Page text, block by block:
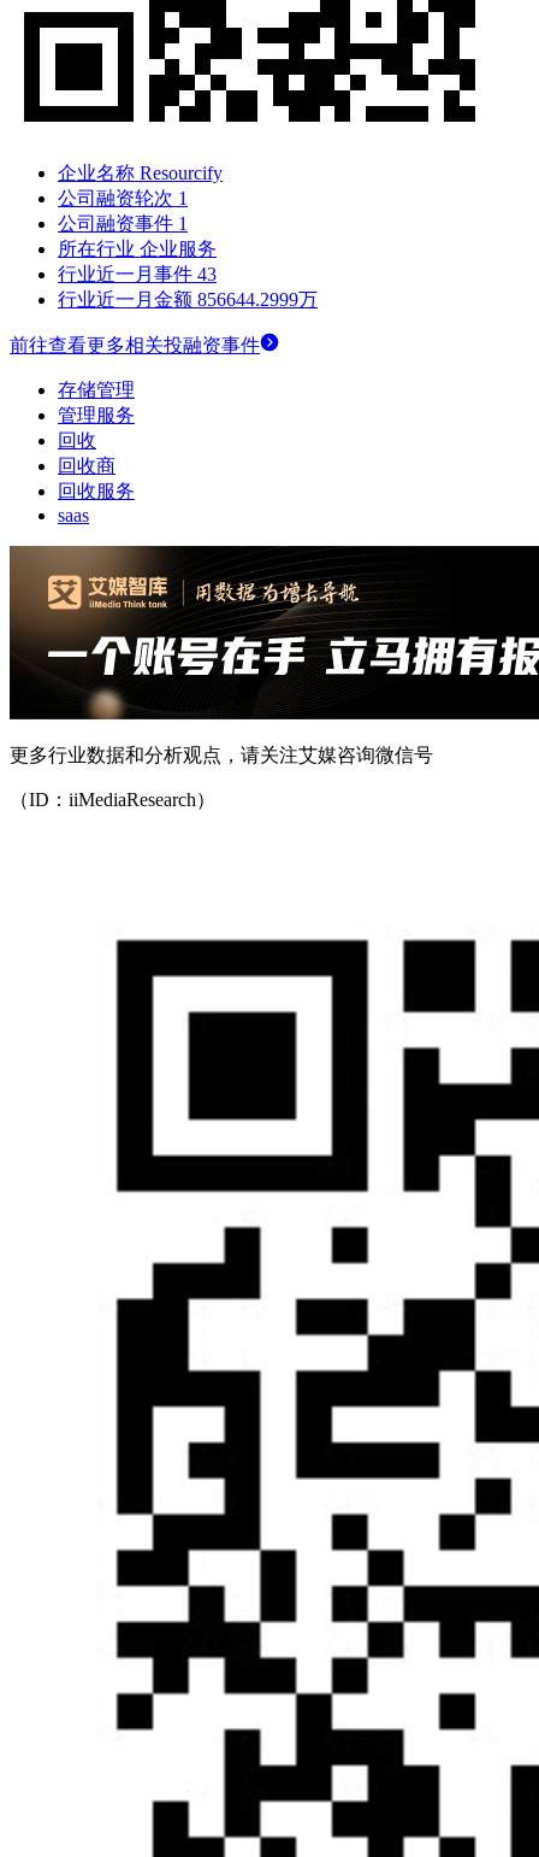
企业名称 Resourcify
公司融资轮次 1
公司融资事件 1
所在行业 企业服务
行业近一月事件 43
行业近一月金额 856644.2999万
前往查看更多相关投融资事件
存储管理
管理服务
回收
回收商
回收服务
saas
更多行业数据和分析观点，请关注艾媒咨询微信号
（ID：iiMediaResearch）